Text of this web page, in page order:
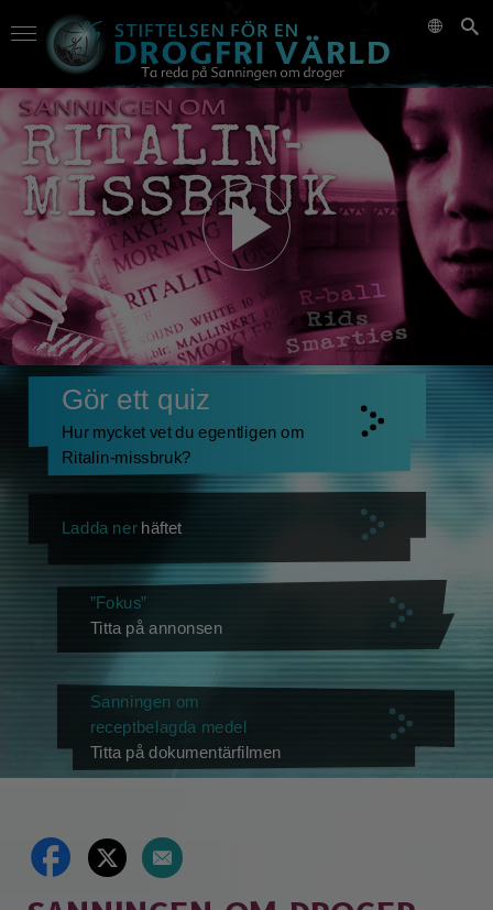
Gör ett quiz
Hur mycket vet du egentligen om
Ritalin-missbruk?
Ladda nerhäftet
”Fokus”
Titta på annonsen
Sanningen om
receptbelagda medel
Titta på dokumentärfilmen